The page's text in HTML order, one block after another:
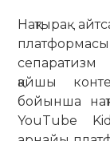
Нақтырақ
сепаратизм
қайшы
бойынша
YouTube